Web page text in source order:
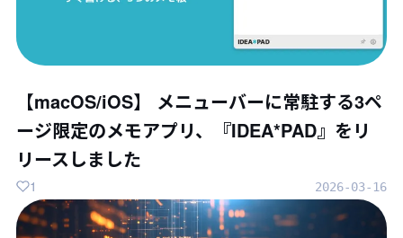
【macOS/iOS】 メニューバーに常駐する3ペ
ージ限定のメモアプリ、『IDEA*PAD』をリ
リースしました
2026-03-16
1